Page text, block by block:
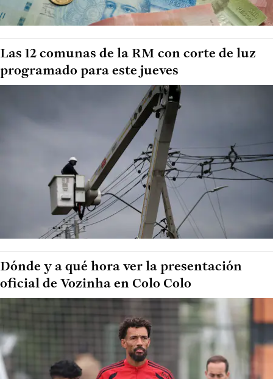
Las 12 comunas de la RM con corte de luz
programado para este jueves
Dónde y a qué hora ver la presentación
oficial de Vozinha en Colo Colo